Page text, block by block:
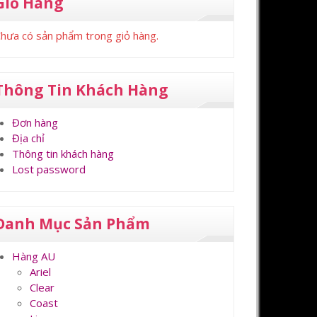
có sản phẩm trong giỏ hàng.
Tin Khách Hàng
Đơn hàng
Địa chỉ
Thông tin khách hàng
Lost password
Mục Sản Phẩm
Hàng AU
Ariel
Clear
Coast